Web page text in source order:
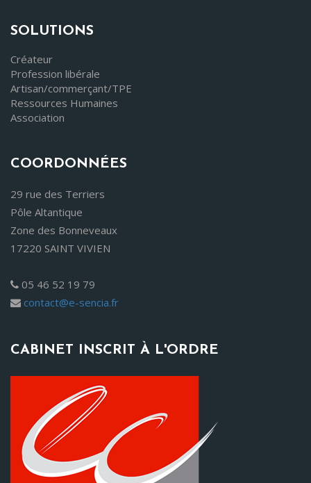
SOLUTIONS
Créateur
Profession libérale
Artisan/commerçant/TPE
Ressources Humaines
Association
COORDONNÉES
29 rue des Terriers
Pôle Altantique
Zone des Bonneveaux
17220 SAINT VIVIEN
05 46 52 19 79
contact@e-sencia.fr
CABINET INSCRIT À L'ORDRE